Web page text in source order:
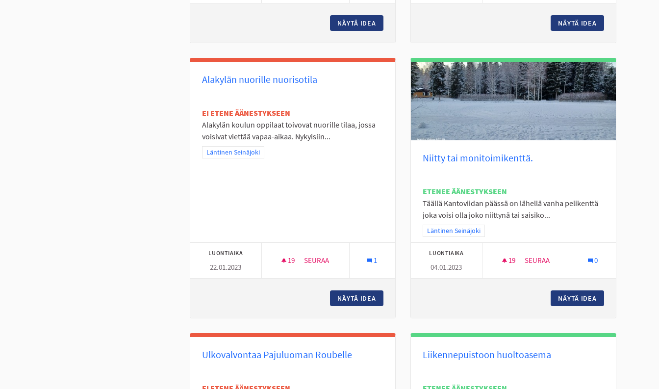
NÄYTÄ IDEA LIIKUNNAN ILOA VÄLITUNTEIHIN UUDELLE KÄRJEN KOULULLENÄYTÄ IDEA
Alakylän nuorille nuorisotila
EI ETENE ÄÄNESTYKSEEN
Alakylän koulun oppilaat toivovat nuorille tilaa, jossa
voisivat viettää vapaa-aikaa. Nykyisiin...
Rajaa tulokset teeman mukaan: Läntinen Seinäjoki
Läntinen Seinäjoki
LUONTIAIKA
22.01.2023
19 19 SEURAAJAA
SEURAA 1
NÄYTÄ IDEA
Niitty tai monitoimikenttä.
ETENEE ÄÄNESTYKSEEN
Täällä Kantoviidan päässä on lähellä vanha pelikenttä
joka voisi olla joko niittynä tai saisiko...
Rajaa tulokset teeman mukaan: Läntinen Seinäjoki
Läntinen Seinäjoki
LUONTIAIKA
04.01.2023
19 19 SEURAAJAA
SEURAA 0
NÄYTÄ IDEA
Ulkovalvontaa Pajuluoman Roubelle Liikennepuistoon huoltoasema